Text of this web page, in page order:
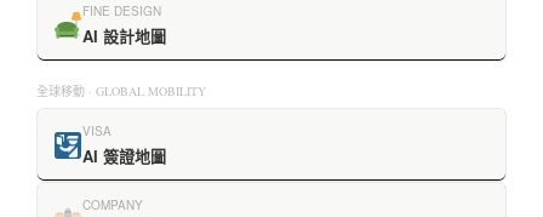
FINE DESIGN
AI 設計地圖
全球移動 · GLOBAL MOBILITY
VISA
AI 簽證地圖
COMPANY